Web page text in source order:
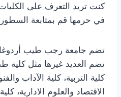
كنت تريد التعرف على
في حرمها قم بمتابعة السطور
تضم جامعة رجب طيب أردوغان
تضم العديد غيرها مثل كلية
كلية التربية، كلية الآداب
الاقتصاد والعلوم الادارية،